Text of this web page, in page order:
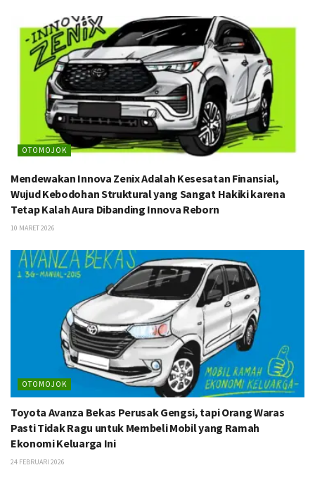
OTOMOJOK
Mendewakan Innova Zenix Adalah Kesesatan Finansial,
Wujud Kebodohan Struktural yang Sangat Hakiki karena
Tetap Kalah Aura Dibanding Innova Reborn
10 MARET 2026
OTOMOJOK
Toyota Avanza Bekas Perusak Gengsi, tapi Orang Waras
Pasti Tidak Ragu untuk Membeli Mobil yang Ramah
Ekonomi Keluarga Ini
24 FEBRUARI 2026